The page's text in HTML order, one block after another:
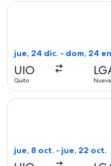
jue, 24 dic. - dom, 24
UIO
Quito
Seleccionar vuelo de
jue, 8 oct. - jue, 22 oct.
Seleccionar vuelo de